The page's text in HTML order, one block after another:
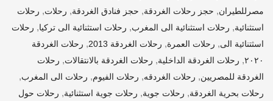
مصرللطيران, حجز رحلات الغردقة, حجز فنادق الغردقة, رحلات, رحلات
استثنائية, رحلات استثنائية الى المغرب, رحلات استثنائية الى تركيا, رحلات
اسثتنائية الى, رحلات العمرة, رحلات الغردقة 2013 , رحلات الغردقة
٢٠٢٠, رحلات الغردقة الداخلية, رحلات الغردقة بالانتقالات, رحلات
الغردقة للمصريين, رحلات الغردقه, رحلات الفيوم, رحلات الى المغرب,
رحلات بحرية الغردقة, رحلات جوية, رحلات جوية استثنائية, رحلات حول